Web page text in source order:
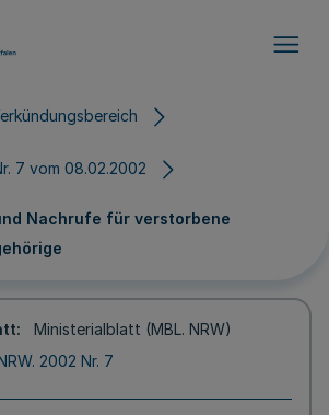
7 vom 08.02.2002
Nachrufe für verstorbene
Ministerialblatt (MBL. NRW)
2002 Nr. 7